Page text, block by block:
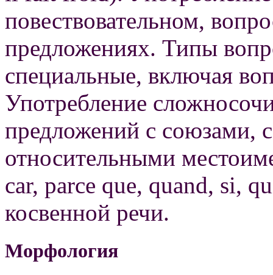
повествовательном,
предложениях. Типы
специальные, включая
Употребление
предложений с союзами,
относительными
car, раrсе que, quand, si,
косвенной речи.
Морфология